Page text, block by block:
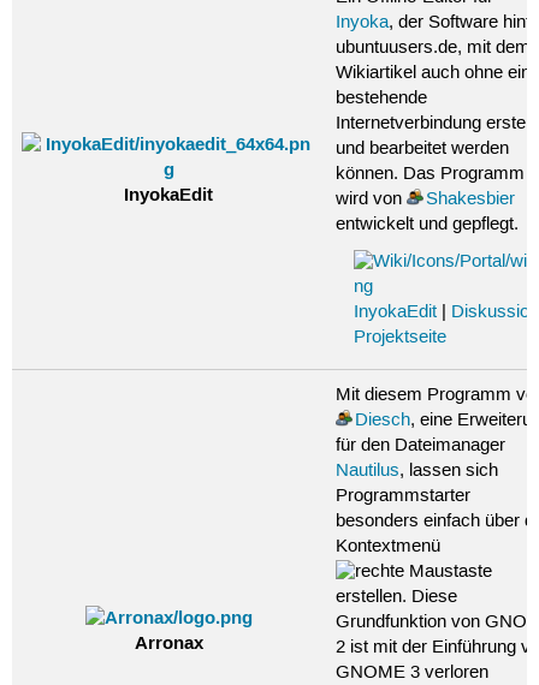
InyokaEdit
Inyoka, der Software
ubuntuusers.de, mit dem
Wikiartikel auch ohne
bestehende
Internetverbindung erstellt
und bearbeitet werden
können. Das Programm
wird von
Shakesbier
entwickelt und gepflegt.
InyokaEdit
Diskussion
Projektseite
Arronax
Mit diesem Programm
Diesch, eine
für den Dateimanager
Nautilus, lassen sich
Programmstarter
besonders einfach über
Kontextmenü
erstellen. Diese
Grundfunktion von
2 ist mit der Einführung
GNOME 3 verloren